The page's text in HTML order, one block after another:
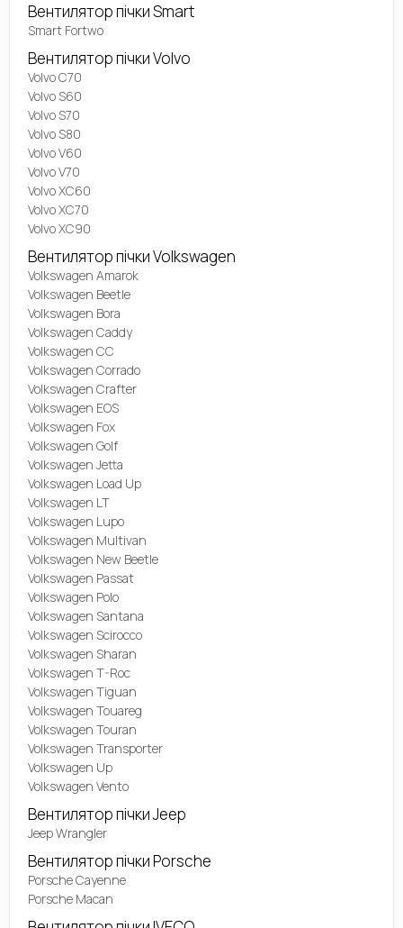
Вентилятор пічки Smart
Smart Fortwo
Вентилятор пічки Volvo
Volvo C70
Volvo S60
Volvo S70
Volvo S80
Volvo V60
Volvo V70
Volvo XC60
Volvo XC70
Volvo XC90
Вентилятор пічки Volkswagen
Volkswagen Amarok
Volkswagen Beetle
Volkswagen Bora
Volkswagen Caddy
Volkswagen CC
Volkswagen Corrado
Volkswagen Crafter
Volkswagen EOS
Volkswagen Fox
Volkswagen Golf
Volkswagen Jetta
Volkswagen Load Up
Volkswagen LT
Volkswagen Lupo
Volkswagen Multivan
Volkswagen New Beetle
Volkswagen Passat
Volkswagen Polo
Volkswagen Santana
Volkswagen Scirocco
Volkswagen Sharan
Volkswagen T-Roc
Volkswagen Tiguan
Volkswagen Touareg
Volkswagen Touran
Volkswagen Transporter
Volkswagen Up
Volkswagen Vento
Вентилятор пічки Jeep
Jeep Wrangler
Вентилятор пічки Porsche
Porsche Cayenne
Porsche Macan